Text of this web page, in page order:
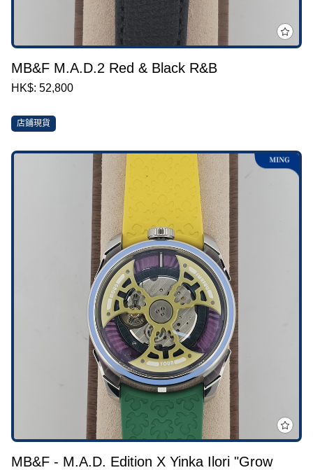
MB&F M.A.D.2 Red & Black R&B
HK$: 52,800
店鋪現貨
MB&F - M.A.D. Edition X Yinka Ilori "Grow